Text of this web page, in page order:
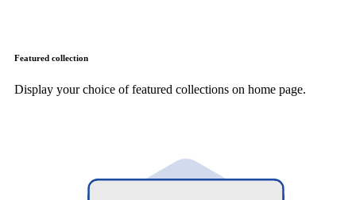
Featured collection
Display your choice of featured collections on home page.